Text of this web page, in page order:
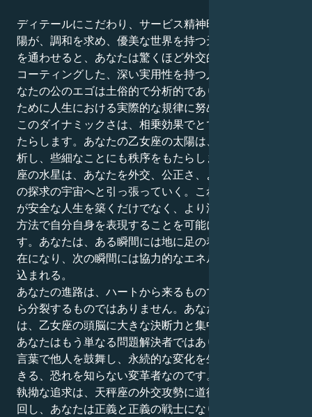
ディテールにこだわり、サービス精神旺盛な乙女座の太
陽が、調和を求め、優美な世界を持つ天秤座の水星と心
を通わせると、あなたは驚くほど外交的で協調的な核を
コーティングした、深い実用性を持つ人になります。あ
なたの公のエゴは土俗的で分析的であり、混沌を避ける
ために人生における実際的な規律に努めている。
このダイナミックさは、相乗効果でとても良い効果をも
たらします。あなたの乙女座の太陽は、完璧を好み、分
析し、些細なことにも秩序をもたらします。しかし天秤
座の水星は、あなたを外交、公正さ、より物質的な真実
の探求の宇宙へと引っ張っていく。これこそが、あなた
が安全な人生を築くだけでなく、より深く、より慎重な
方法で自分自身を表現することを可能にしてくれるので
す。あなたは、ある瞬間には地に足の着いた忍耐強い存
在になり、次の瞬間には協力的なエネルギーの渦に巻き
込まれる。
あなたの進路は、ハートから来るものであり、ハートか
ら分裂するものではありません。あなたの天秤座の知性
は、乙女座の頭脳に大きな決断力と集中力を与えます。
あなたはもう単なる問題解決者ではありません。自分の
言葉で他人を鼓舞し、永続的な変化を生み出すことがで
きる、恐れを知らない変革者なのです。あなたの忍耐と
執拗な追求は、天秤座の外交攻勢に道徳的なコンパスを
回し、あなたは正義と正義の戦士になります。